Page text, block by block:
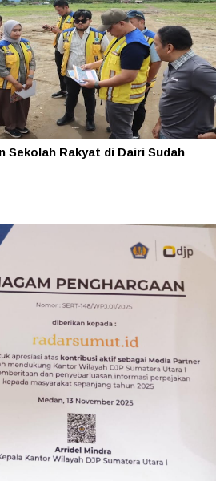
Sekolah Rakyat di Dairi Sudah